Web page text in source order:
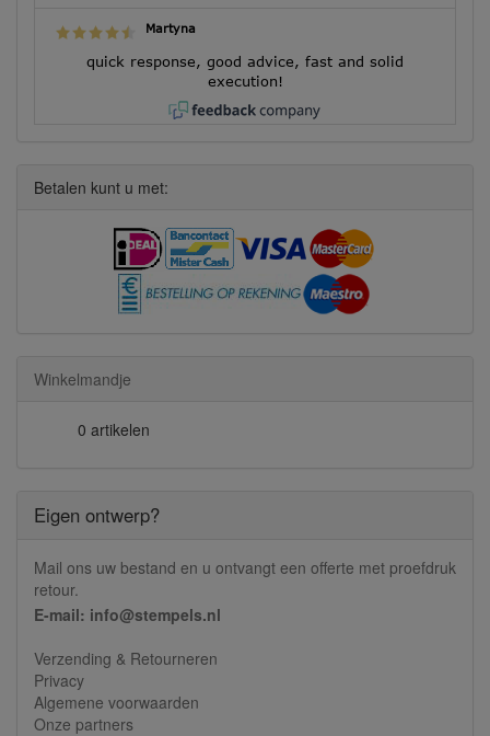
Martyna
quick response, good advice, fast and solid
execution!
Betalen kunt u met:
Winkelmandje
0 artikelen
Eigen ontwerp?
Mail ons uw bestand en u ontvangt een offerte met proefdruk
retour.
E-mail: info@stempels.nl
Verzending & Retourneren
Privacy
Algemene voorwaarden
Onze partners